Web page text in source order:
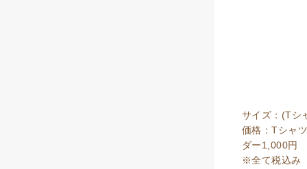
サイズ：(Tシ
価格：Tシャ
ダー1,000円
※全て税込み